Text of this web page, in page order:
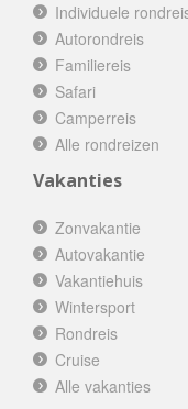
Individuele
Autorondreis
Familiereis
Safari
Camperreis
Alle rondreizen
Vakanties
Zonvakantie
Autovakantie
Vakantiehuis
Wintersport
Rondreis
Cruise
Alle vakanties